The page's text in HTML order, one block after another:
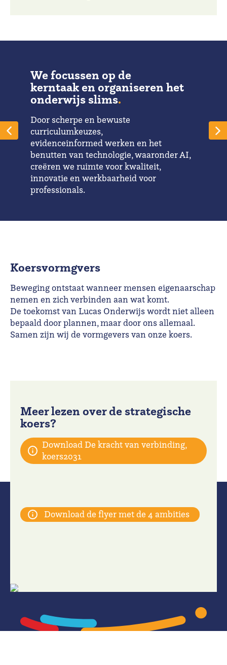
We focussen op de
kerntaak en organiseren het
onderwijs slims.
Door scherpe en bewuste
curriculumkeuzes,
evidenceinformed werken en het
benutten van technologie, waaronder AI,
creëren we ruimte voor kwaliteit,
innovatie en werkbaarheid voor
professionals.
Koersvormgvers
Beweging ontstaat wanneer mensen eigenaarschap
nemen en zich verbinden aan wat komt.
De toekomst van Lucas Onderwijs wordt niet alleen
bepaald door plannen, maar door ons allemaal.
Samen zijn wij de vormgevers van onze koers.
Meer lezen over de strategische
koers?
Download De kracht van verbinding,
koers2031
Download de flyer met de 4 ambities